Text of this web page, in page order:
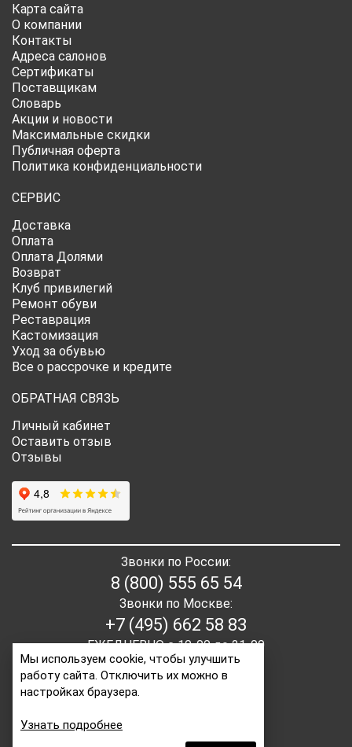
Карта сайта
О компании
Контакты
Адреса салонов
Сертификаты
Поставщикам
Словарь
Акции и новости
Максимальные скидки
Публичная оферта
Политика конфиденциальности
СЕРВИС
Доставка
Оплата
Оплата Долями
Возврат
Клуб привилегий
Ремонт обуви
Реставрация
Кастомизация
Уход за обувью
Все о рассрочке и кредите
ОБРАТНАЯ СВЯЗЬ
Личный кабинет
Оставить отзыв
Отзывы
Звонки по России:
8 (800) 555 65 54
Звонки по Москве:
+7 (495) 662 58 83
ЕЖЕДНЕВНО с 10-00 до 21-00
Мы используем cookie, чтобы улучшить
работу сайта. Отключить их можно в
настройках браузера.
Узнать подробнее